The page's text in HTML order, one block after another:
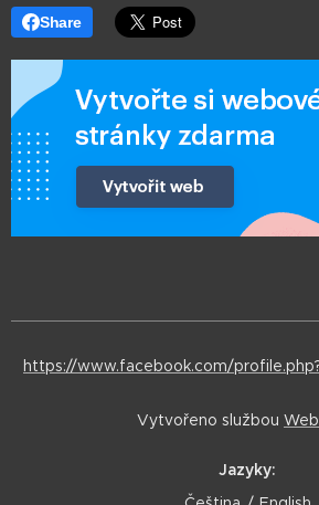
Share
https://www.facebook.com/
Vytvořeno službou
Jazyky